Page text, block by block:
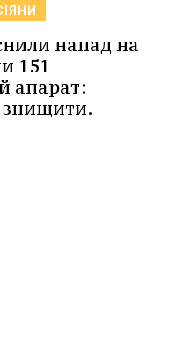
напад на
151
апарат:
знищити.